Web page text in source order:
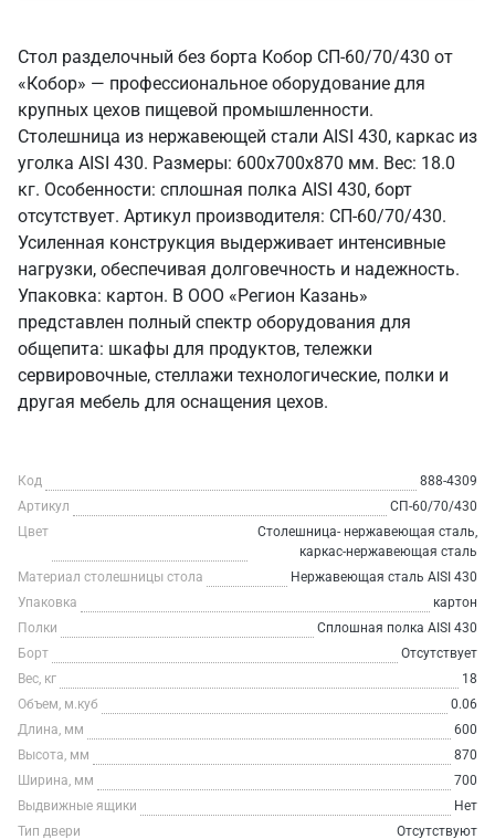
Стол разделочный без борта Кобор СП-60/70/430 от
«Кобор» — профессиональное оборудование для
крупных цехов пищевой промышленности.
Столешница из нержавеющей стали AISI 430, каркас из
уголка AISI 430. Размеры: 600x700x870 мм. Вес: 18.0
кг. Особенности: сплошная полка AISI 430, борт
отсутствует. Артикул производителя: СП-60/70/430.
Усиленная конструкция выдерживает интенсивные
нагрузки, обеспечивая долговечность и надежность.
Упаковка: картон. В ООО «Регион Казань»
представлен полный спектр оборудования для
общепита: шкафы для продуктов, тележки
сервировочные, стеллажи технологические, полки и
другая мебель для оснащения цехов.
Код
888-4309
Артикул
СП-60/70/430
Цвет
Столешница- нержавеющая сталь,
каркас-нержавеющая сталь
Материал столешницы стола
Нержавеющая сталь AISI 430
Упаковка
картон
Полки
Сплошная полка AISI 430
Борт
Отсутствует
Вес, кг
18
Объем, м.куб
0.06
Длина, мм
600
Высота, мм
870
Ширина, мм
700
Выдвижные ящики
Нет
Тип двери
Отсутствуют